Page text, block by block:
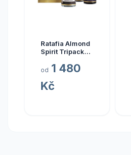
Ratafia Almond
Spirit Tripack
od 1 480
Kč